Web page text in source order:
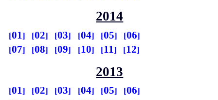
2014
01 02 03 04 05
06
07
08 09 10 11 12
2013
01 02 03 04 05
06